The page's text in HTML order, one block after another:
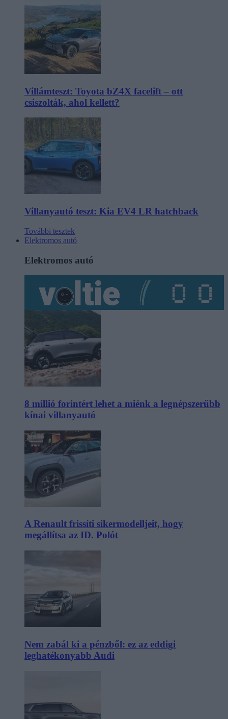
Villámteszt: Toyota bZ4X facelift – ott
csiszolták, ahol kellett?
Villanyautó teszt: Kia EV4 LR hatchback
További tesztek
Elektromos autó
Elektromos autó
8 millió forintért lehet a miénk a legnépszerűbb
kínai villanyautó
A Renault frissíti sikermodelljeit, hogy
megállítsa az ID. Polót
Nem zabál ki a pénzből: ez az eddigi
leghatékonyabb Audi